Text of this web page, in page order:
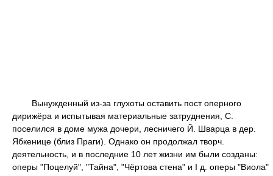
Вынужденный из-за глухоты оставить пост оперного
дирижёра и испытывая материальные затруднения, С.
поселился в доме мужа дочери, лесничего Й. Шварца в дер.
Ябкенице (близ Праги). Однако он продолжал творч.
деятельность, и в последние 10 лет жизни им были созданы:
оперы "Поцелуй", "Тайна", "Чёртова стена" и I д. оперы "Виола"